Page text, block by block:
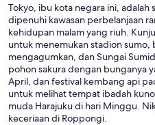
Tokyo, ibu kota negara ini,
dipenuhi kawasan perbelanjaan
kehidupan malam yang riuh.
untuk menemukan stadion sumo,
mengagumkan, dan Sungai
pohon sakura dengan bunganya
April, dan festival kembang api
untuk melihat tempat ibadah
muda Harajuku di hari Minggu.
keceriaan di Roppongi.